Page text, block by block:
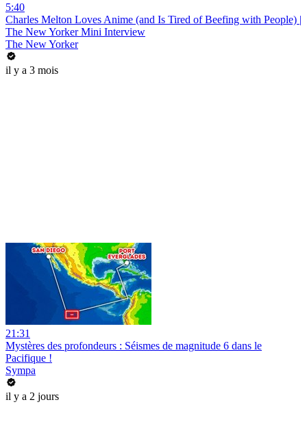
5:40
Charles Melton Loves Anime (and Is Tired of Beefing with People) |
The New Yorker Mini Interview
The New Yorker
il y a 3 mois
21:31
Mystères des profondeurs : Séismes de magnitude 6 dans le
Pacifique !
Sympa
il y a 2 jours